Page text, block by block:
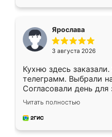
Ярослава
3 августа 2026
Кухню здесь
телеграмм. Выбрали
Согласовали день
недели кухня была
довольны работой.
мебель за
Читать полностью